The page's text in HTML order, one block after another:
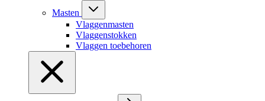
Masten
Vlaggenmasten
Vlaggenstokken
Vlaggen toebehoren